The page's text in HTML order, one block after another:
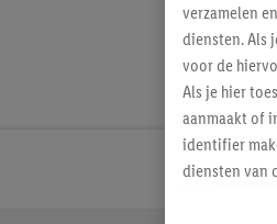
verzamelen
diensten. Als
voor de
Als je hier
aanmaakt of
identifier
diensten van